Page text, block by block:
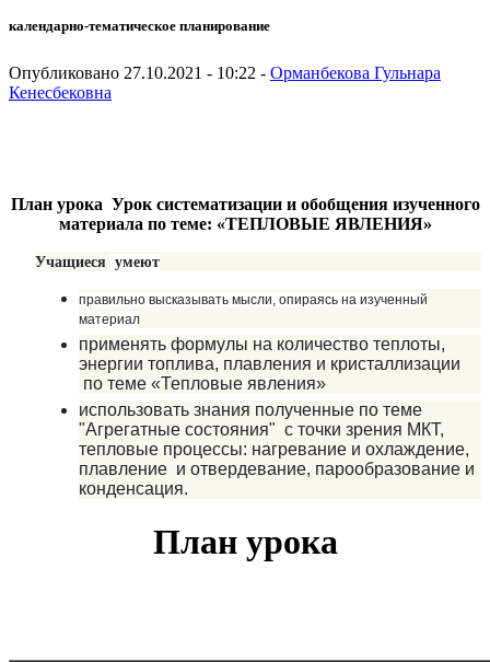
календарно-тематическое планирование
Опубликовано 27.10.2021 - 10:22 - Орманбекова Гульнара
Кенесбековна
План урока Урок систематизации и обобщения изученного
материала по теме: «ТЕПЛОВЫЕ ЯВЛЕНИЯ»
Учащиеся умеют
правильно высказывать мысли, опираясь на изученный
материал
применять формулы на количество теплоты,
энергии топлива, плавления и кристаллизации
по теме «Тепловые явления»
использовать знания полученные по теме
"Агрегатные состояния" с точки зрения МКТ,
тепловые процессы: нагревание и охлаждение,
плавление и отвердевание, парообразование и
конденсация.
План урока